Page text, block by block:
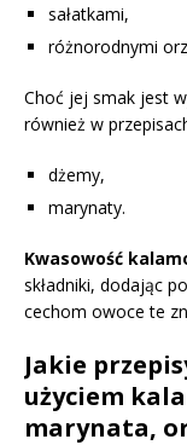
sałatkami,
różnorodnymi
Choć jej smak jest
również w
dżemy,
marynaty.
Kwasowość
składniki, dodając
cechom owoce te
Jakie
użyciem
marynata,